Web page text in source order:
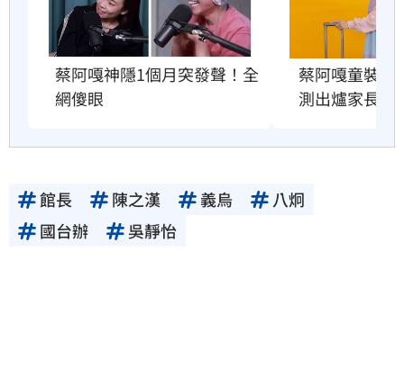
蔡阿嘎神隱1個月突發聲！全
網傻眼
蔡阿嘎童裝爆
測出爐家長傻
館長 陳之漢 義烏
八炯
國台辦
吳靜怡